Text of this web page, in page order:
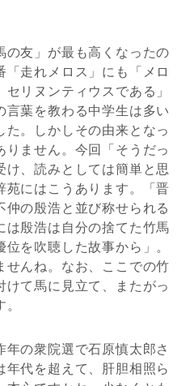
の友」が最も高くなったの
走れメロス」にも「メロ
リヌンティウスである」
言葉を教わる中学生は多い
。しかしその由来となっ
ません。今回「そうだっ
、読みとしては簡単と思
苑にはこうあります。「晋
の殷浩と並び称せられる
は殷浩は自分の捨てた竹馬
を吹聴した故事から」。
せんね。なお、ここでの竹
て馬に見立て、またがっ
の衆院選で石原慎太郎さ
代を超えて、肝胆相照ら